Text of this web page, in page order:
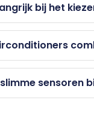
bij het
sensoren